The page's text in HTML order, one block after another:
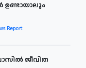
Report
ജീവിത